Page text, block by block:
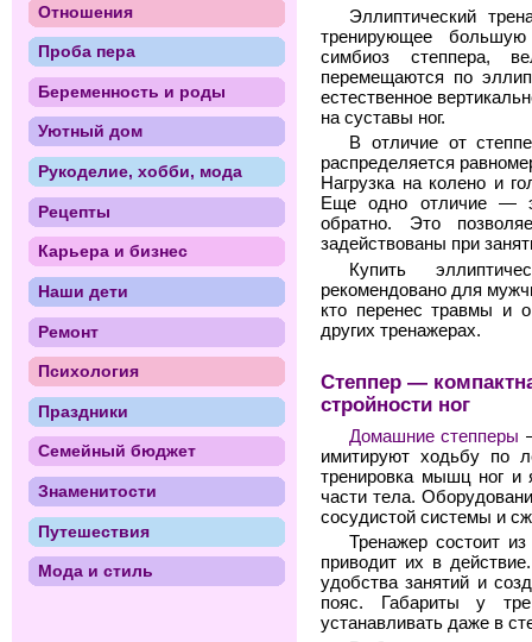
Эллиптический
тренирующее
симбиоз степпера,
перемещаются по
естественное
на суставы ног.
В отличие от
распределяется
Нагрузка на колено и
Еще одно отличие —
обратно. Это
задействованы при
Купить
рекомендовано для
кто перенес травмы и
других тренажерах.
Степпер —
стройности ног
Домашние степперы
имитируют ходьбу по
тренировка мышц ног и
части тела.
сосудистой системы и
Тренажер состоит
приводит их в
удобства занятий и
пояс. Габариты у
устанавливать даже в
Отношения
Проба пера
Беременность и роды
Уютный дом
Рукоделие, хобби, мода
Рецепты
Карьера и бизнес
Наши дети
Ремонт
Психология
Праздники
Семейный бюджет
Знаменитости
Путешествия
Мода и стиль